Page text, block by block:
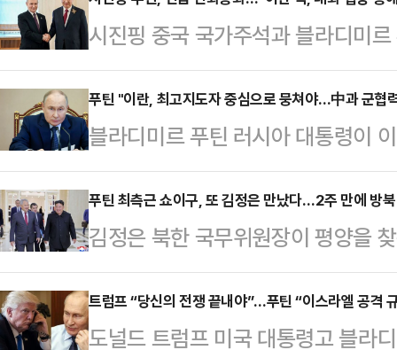
시진핑 중국 국가주석과 블라디미
갖고 중동 휴전을 촉진하고 전쟁 중
영 신화통신 등에 따르면 시 주석과
세에 대해 의견을 교환했다. 시 주
“세계가 새로운 격변의 시대로 접
밝혔다. 그러면서 “갈등이 더욱 격
뿐 아니라 역내 국가들 모두 막대한
이어 “휴전을 …
푸틴 "이란, 최고지도자 중심으로 뭉쳐야…中과 군협
블라디미르 푸틴 러시아 대통령이
도자 중심으로 뭉쳐야 한다”고 강
틴 대통령은 19일(현지시간) 서북
들과 만나 “이란은 국가 지도부를
당사자들이 적대 행위를 종식하고
는 이란의 지하 우라늄 농축 시설이
그는 “이 지하 공장들은 건재하다.
푸틴 최측근 쇼이구, 또 김정은 만났다…2주 만에 방
김정은 북한 국무위원장이 평양을
의 서기와 만나 "두 나라 간 조약의
협조할 내용을 확정하고 관련 계획
했다.북한은 이날 보도에서 3차 파
트럼프 “당신의 전쟁 끝내야”…푸틴 “이스라엘 공격
도널드 트럼프 미국 대통령고 블라